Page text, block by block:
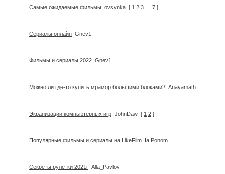
Самые ожидаемые фильмы ovsynka [ 1 2 3 7 ]
Сериалы онлайн Gnev1
Фильмы и сериалы 2022 Gnev1
Можно ли где-то купить мрамор большими блоками? Anayamath
Экранизации компьютерных игр JohnDaw [ 1 2 ]
Популярные фильмы и сериалы на LikeFilm Ia.Ponom
Секреты рулетки 2021г Alla_Pavlov